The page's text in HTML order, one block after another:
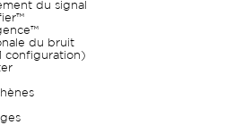
du signal
du bruit
configuration)